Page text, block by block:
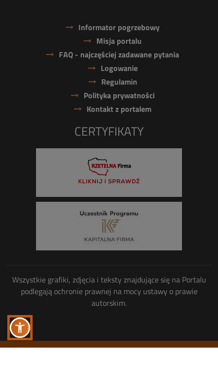
Informator pogrzebowy
Misja portalu
FAQ - najczęściej zadawane pytania
Logowanie
Regulamin
Polityka prywatności
Kontakt z portalem
CERTYFIKATY
Wszystkie grafiki, zdjęcia i teksty znajdujące się na Portalu
podlegają ochronie prawnej na mocy ustawy o prawie
autorskim.